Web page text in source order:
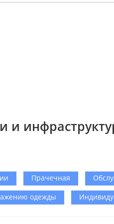
и
Прачечная
одежды